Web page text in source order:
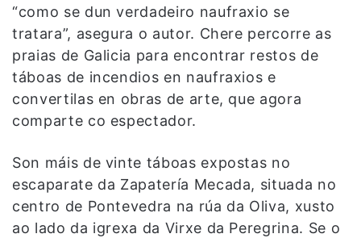
“como se dun verdadeiro naufraxio se
tratara”, asegura o autor. Chere percorre as
praias de Galicia para encontrar restos de
táboas de incendios en naufraxios e
convertilas en obras de arte, que agora
comparte co espectador.
Son máis de vinte táboas expostas no
escaparate da Zapatería Mecada, situada no
centro de Pontevedra na rúa da Oliva, xusto
ao lado da igrexa da Virxe da Peregrina. Se o